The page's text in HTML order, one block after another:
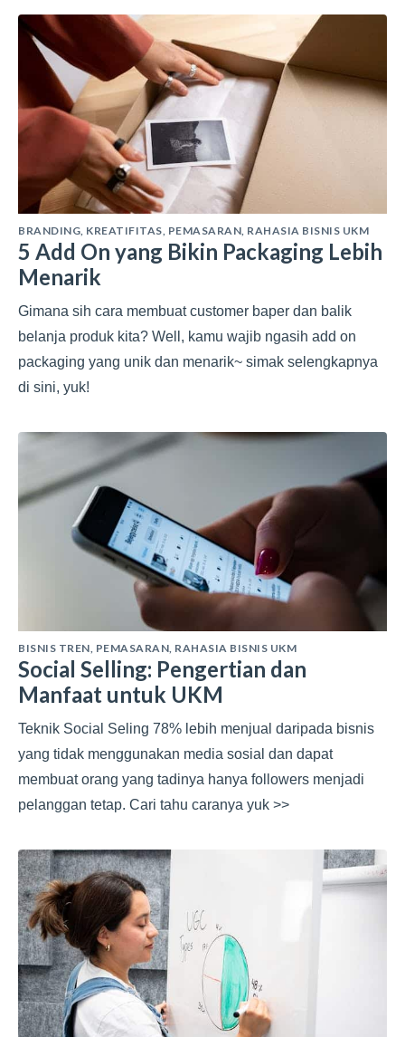
BRANDING, KREATIFITAS, PEMASARAN, RAHASIA BISNIS UKM
5 Add On yang Bikin Packaging Lebih
Menarik
Gimana sih cara membuat customer baper dan balik
belanja produk kita? Well, kamu wajib ngasih add on
packaging yang unik dan menarik~ simak selengkapnya
di sini, yuk!
BISNIS TREN, PEMASARAN, RAHASIA BISNIS UKM
Social Selling: Pengertian dan
Manfaat untuk UKM
Teknik Social Seling 78% lebih menjual daripada bisnis
yang tidak menggunakan media sosial dan dapat
membuat orang yang tadinya hanya followers menjadi
pelanggan tetap. Cari tahu caranya yuk >>